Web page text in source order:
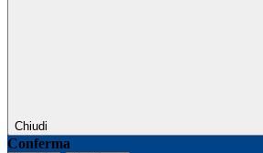
Chiudi
Conferma